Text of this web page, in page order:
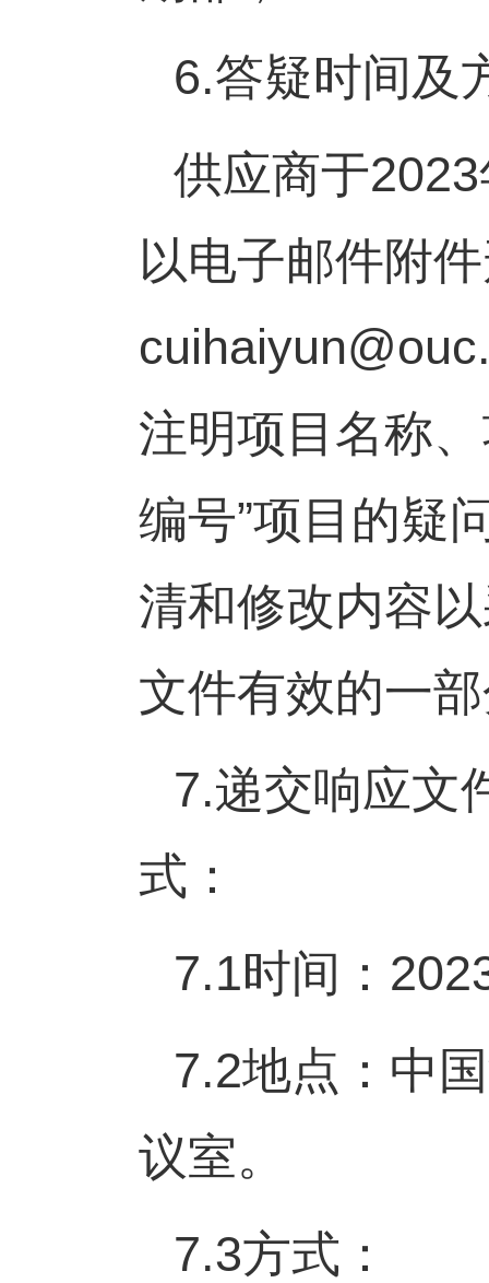
6.答疑时间及
供应商于2023
以电子邮件附
注明项目名称
编号”项目的疑
清和修改内容
文件有效的一
7.递交响应文
式：
7.1时间：
7.2地点：中
议室。
7.3方式：